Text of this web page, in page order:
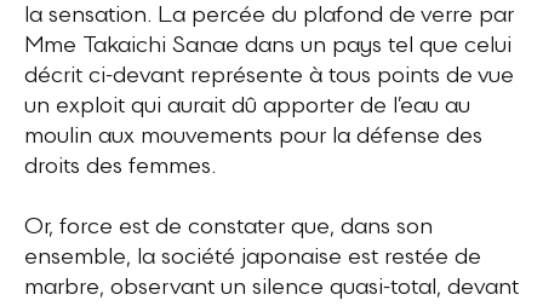
la sensation. La percée du plafond de verre par
Mme Takaichi Sanae dans un pays tel que celui
décrit ci-devant représente à tous points de vue
un exploit qui aurait dû apporter de l’eau au
moulin aux mouvements pour la défense des
droits des femmes.
Or, force est de constater que, dans son
ensemble, la société japonaise est restée de
marbre, observant un silence quasi-total, devant